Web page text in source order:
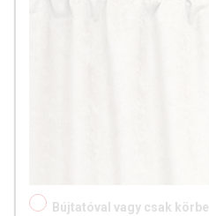
Bújtatóval vagy csak